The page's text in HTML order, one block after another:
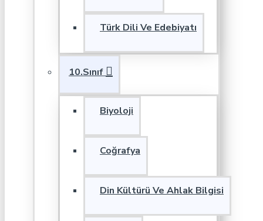
Türk Dili Ve Edebiyatı
10.Sınıf
Biyoloji
Coğrafya
Din Kültürü Ve Ahlak Bilgisi